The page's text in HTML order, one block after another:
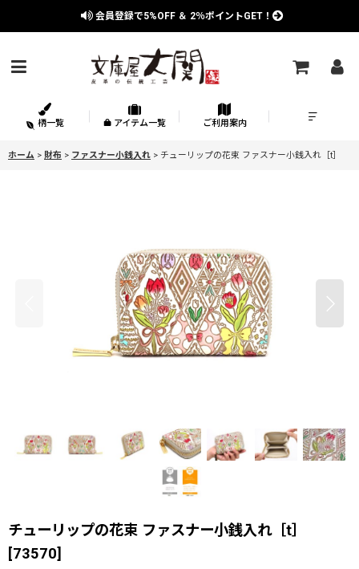
会員登録で5%OFF ＆ 2％ポイントGET！
柄一覧 アイテム一覧 ご利用案内
ホーム > 財布 > ファスナー小銭入れ > チューリップの花束 ファスナー小銭入れ［t］
チューリップの花束 ファスナー小銭入れ［t］
[73570]